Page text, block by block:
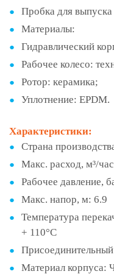
Пробка для выпуска
Материалы:
Гидравлический
Рабочее колесо:
Ротор: керамика;
Уплотнение: EPDM.
Характеристики:
Страна
Макс. расход, м³/
Рабочее давление,
Макс. напор, м: 6.9
Температура
+ 110°С
Материал корпуса: